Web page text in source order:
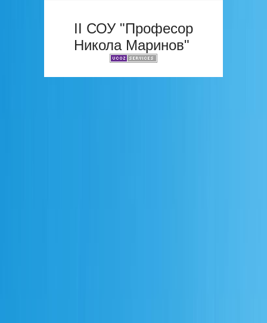
II СОУ "Професор
Никола Маринов"